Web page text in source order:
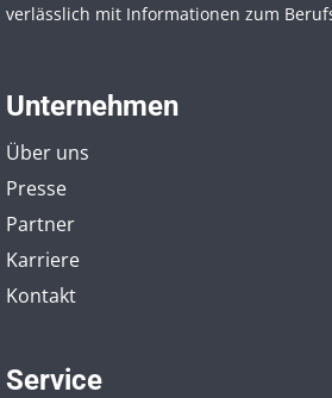
verlässlich mit Informationen zum
Unternehmen
Über uns
Presse
Partner
Karriere
Kontakt
Service